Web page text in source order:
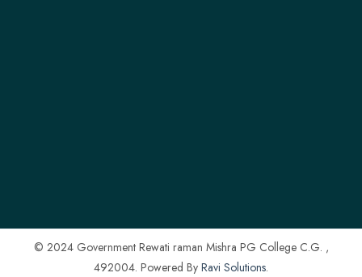
© 2024 Government Rewati raman Mishra PG College C.G. ,
492004. Powered By Ravi Solutions.